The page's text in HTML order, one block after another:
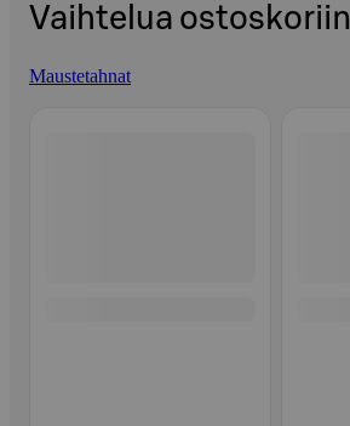
Vaihtelua ostoskoriin
Maustetahnat